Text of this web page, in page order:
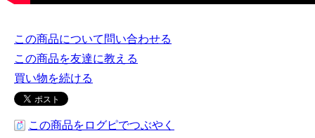
この商品について問い合わせる
この商品を友達に教える
買い物を続ける
この商品をログピでつぶやく